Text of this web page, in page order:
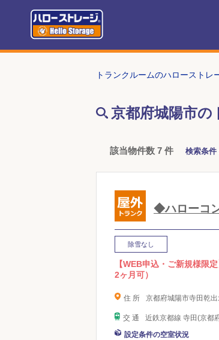
トランクルームのハローストレ
京都府城陽市
該当物件数 7 件 検索条
◆ハローコ
除雪なし
【WEB申込・ご新規様限
2ヶ月可）
住 所 京都府城陽市寺田乾
交 通 近鉄京都線 寺田(京都
設定条件の空室状況